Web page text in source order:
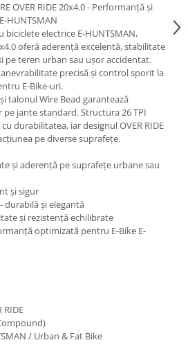
plata-
OVER RIDE 20x4.0 - Performanță și
HUNTSMAN
electrice E-HUNTSMAN,
oferă aderență excelentă, stabilitate
pe teren urban sau ușor accidentat.
precisă și control sporit la
E-Bike-uri.
talonul Wire Bead garantează
jante standard. Structura 26 TPI
durabilitatea, iar designul OVER RIDE
pe diverse suprafețe.
și aderență pe suprafețe urbane sau
și sigur
durabilă și elegantă
și rezistență echilibrate
optimizată pentru E-Bike E-
RIDE
/ Urban & Fat Bike